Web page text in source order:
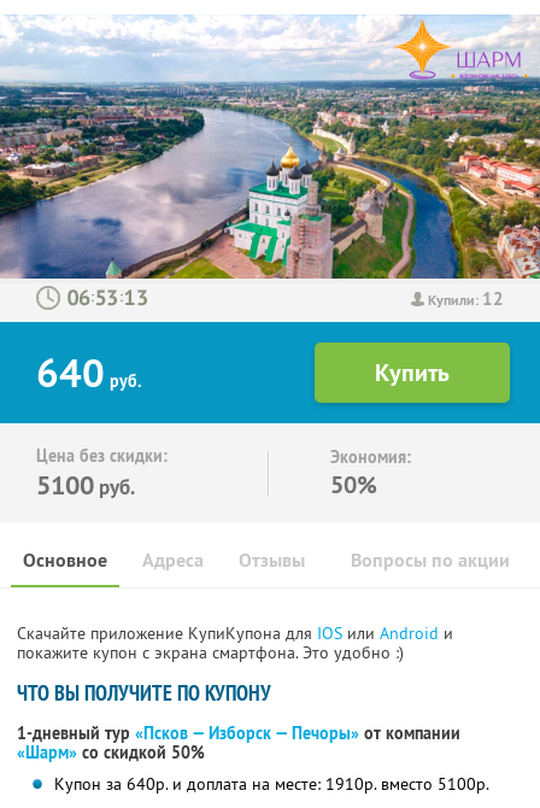
Купили: 12
: :
640 руб.
Цена без скидки:
5100 руб.
Экономия:
50%
Основное Отзывы Вопросы по акции
Адреса
Скачайте приложение КупиКупона для IOS или Android и
покажите купон с экрана смартфона. Это удобно :)
ЧТО ВЫ ПОЛУЧИТЕ ПО КУПОНУ
1-дневный тур «Псков — Изборск — Печоры» от компании
«Шарм» со скидкой 50%
Купон за 640р. и доплата на месте: 1910р. вместо 5100р.